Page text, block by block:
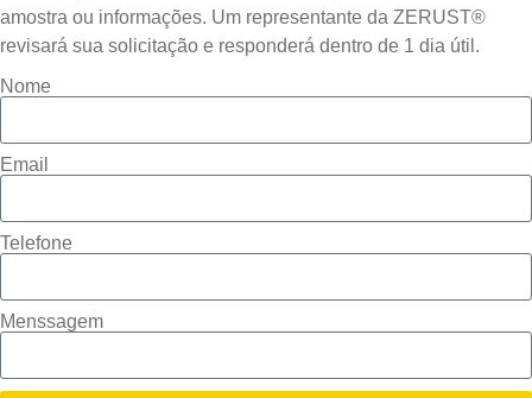
amostra ou informações. Um representante da ZERUST®
revisará sua solicitação e responderá dentro de 1 dia útil.
Nome
Email
Telefone
Menssagem